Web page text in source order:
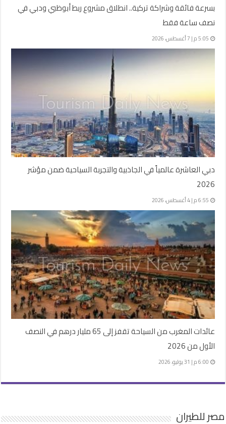
بسرعة فائقة وشراكة تركية.. انطلاق مشروع ربط أبوظبي ودبي في
نصف ساعة فقط
5:05 م | 7 أغسطس، 2026
دبي العاشرة عالمياً في الجاذبية والتجربة السياحية ضمن مؤشر
2026
6:55 م | 4 أغسطس، 2026
عائدات المغرب من السياحة تقفز إلى 65 مليار درهم في النصف
الأول من 2026
6:00 م | 31 يوليو، 2026
مصر للطيران